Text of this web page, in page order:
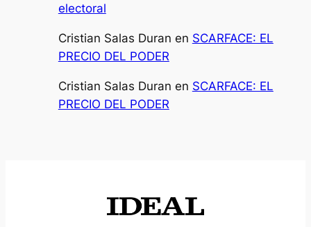
electoral
Cristian Salas Duran en SCARFACE: EL
PRECIO DEL PODER
Cristian Salas Duran en SCARFACE: EL
PRECIO DEL PODER